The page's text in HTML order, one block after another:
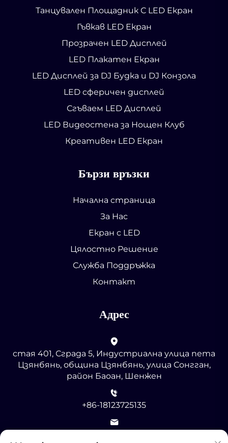
Танцувален Площадник С LED Екран
Гъвкав LED Екран
Прозрачен LED Дисплей
LED Плакатен Екран
LED Дисплей за DJ Будка и DJ Конзола
LED сферичен дисплей
Сгъваем LED Дисплей
LED Видеостена за Нощен Клуб
Креативен LED Екран
Бързи връзки
Начална страница
За Нас
Екран с LED
Цялостно Решение
Служба Поддръжка
Контакт
Адрес
стая 401, Сграда 5, Индустриална улица пета
Цзянбянь, община Цзянбянь, улица Сонгган,
район Баоан, Шенжен
+86-18123725135